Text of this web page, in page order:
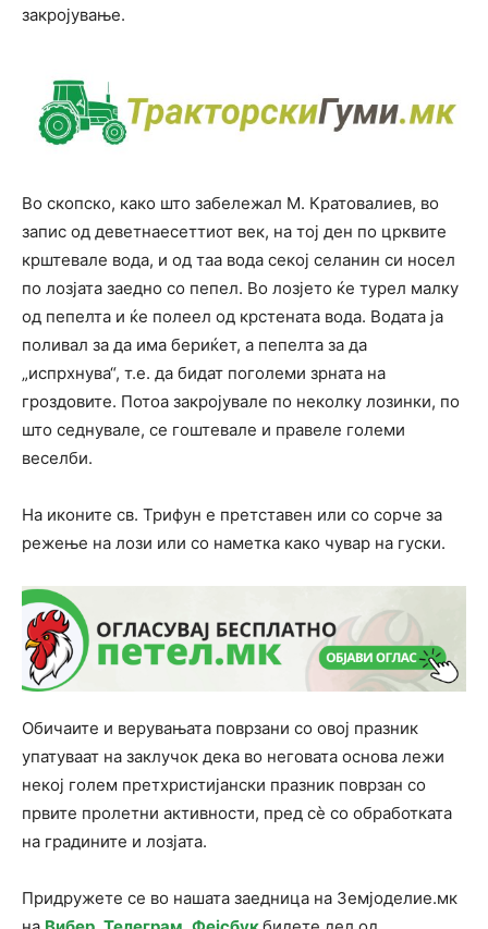
закројување.
Во скопско, како што забележал М. Кратовалиев, во
запис од деветнаесеттиот век, на тој ден по црквите
крштевале вода, и од таа вода секој селанин си носел
по лозјата заедно со пепел. Во лозјето ќе турел малку
од пепелта и ќе полеел од крстената вода. Водата ја
поливал за да има бериќет, а пепелта за да
„испрхнува“, т.е. да бидат поголеми зрната на
гроздовите. Потоа закројувале по неколку лозинки, по
што седнувале, се гоштевале и правеле големи
веселби.
На иконите св. Трифун е претставен или со сорче за
режење на лози или со наметка како чувар на гуски.
Обичаите и верувањата поврзани со овој празник
упатуваат на заклучок дека во неговата основа лежи
некој голем претхристијански празник поврзан со
првите пролетни активности, пред сè со обработката
на градините и лозјата.
Придружете се во нашата заедница на Земјоделие.мк